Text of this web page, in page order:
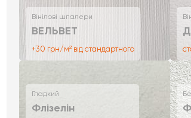
Вінілові шпалери
ВЕЛЬВЕТ
+30 грн/м² від стандартного
Гладкий
Флізелін